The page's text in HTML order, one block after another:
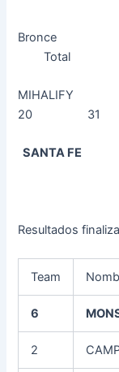
Total
20 31
Resultados
Team
6
2